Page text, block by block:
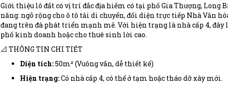
Giới thiệu lô đất có vị trí đắc địa hiếm có tại phố Gia Thượng, Long
năng: ngõ rộng cho ô tô tải di chuyển, đối diện trực tiếp Nhà Văn
đang trên đà phát triển mạnh mẽ. Với hiện trạng là nhà cấp 4, đây
phố kinh doanh hoặc cho thuê sinh lời cao.
📐 THÔNG TIN CHI TIẾT
Diện tích:50m² (Vuông vắn, dễ thiết kế)
Hiện trạng:Có nhà cấp 4, có thể ở tạm hoặc tháo dỡ xây mới.